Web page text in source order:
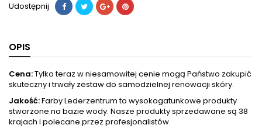
Udostępnij
OPIS
Cena:Tylko teraz w niesamowitej cenie mogą Państwo zakupić
skuteczny i trwały zestaw do samodzielnej renowacji skóry.
Jakość:Farby Lederzentrum to wysokogatunkowe produkty
stworzone na bazie wody. Nasze produkty sprzedawane są 38
krajach i polecane przez profesjonalistów.